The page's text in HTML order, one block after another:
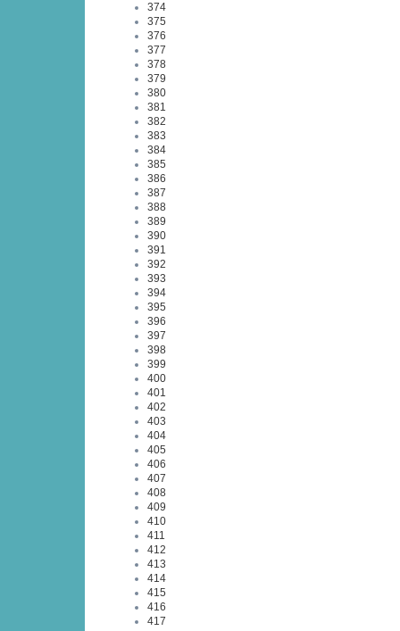
374
375
376
377
378
379
380
381
382
383
384
385
386
387
388
389
390
391
392
393
394
395
396
397
398
399
400
401
402
403
404
405
406
407
408
409
410
411
412
413
414
415
416
417